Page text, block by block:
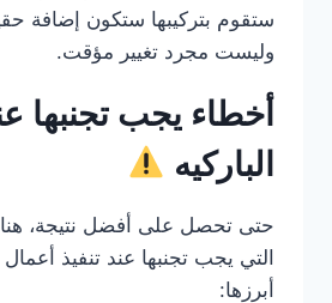
ستقوم بتركيبها ستكون إضافة
وليست مجرد تغيير مؤقت.
أخطاء يجب تجنبها
الباركيه
حتى تحصل على أفضل نتيجة،
التي يجب تجنبها عند تنفيذ أعمال
أبرزها: